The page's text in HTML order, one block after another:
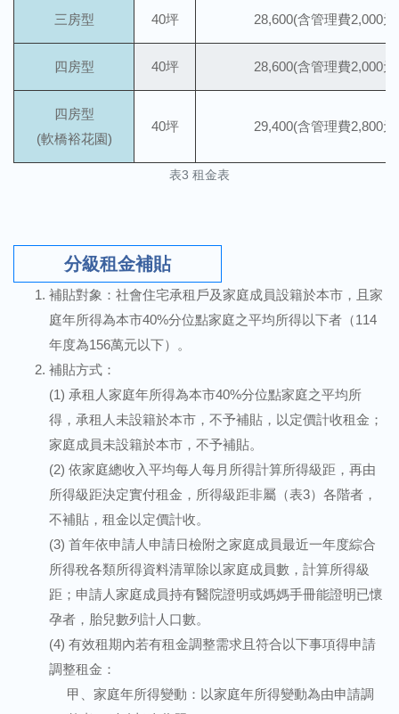
三房型 40坪 28,600(含管理費2,000元
四房型 40坪 28,600(含管理費2,000元
四房型
(軟橋裕花園)
40坪 29,400(含管理費2,800元
表3 租金表
分級租金補貼
補貼對象：社會住宅承租戶及家庭成員設籍於本市，且家
庭年所得為本市40%分位點家庭之平均所得以下者（114
年度為156萬元以下）。
補貼方式：
(1) 承租人家庭年所得為本市40%分位點家庭之平均所
得，承租人未設籍於本市，不予補貼，以定價計收租金；
家庭成員未設籍於本市，不予補貼。
(2) 依家庭總收入平均每人每月所得計算所得級距，再由
所得級距決定實付租金，所得級距非屬（表3）各階者，
不補貼，租金以定價計收。
(3) 首年依申請人申請日檢附之家庭成員最近一年度綜合
所得稅各類所得資料清單除以家庭成員數，計算所得級
距；申請人家庭成員持有醫院證明或媽媽手冊能證明已懷
孕者，胎兒數列計人口數。
(4) 有效租期內若有租金調整需求且符合以下事項得申請
調整租金：
甲、家庭年所得變動：以家庭年所得變動為由申請調